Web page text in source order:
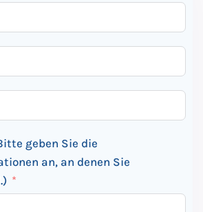
geben Sie die
an, an denen Sie